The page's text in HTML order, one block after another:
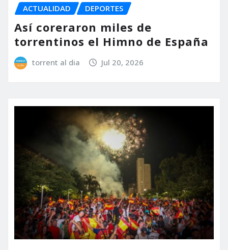
ACTUALIDAD DEPORTES
Así coreraron miles de
torrentinos el Himno de España
torrent al dia Jul 20, 2026